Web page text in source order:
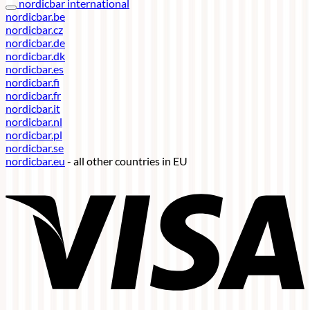
nordicbar international
nordicbar.be
nordicbar.cz
nordicbar.de
nordicbar.dk
nordicbar.es
nordicbar.fi
nordicbar.fr
nordicbar.it
nordicbar.nl
nordicbar.pl
nordicbar.se
nordicbar.eu - all other countries in EU